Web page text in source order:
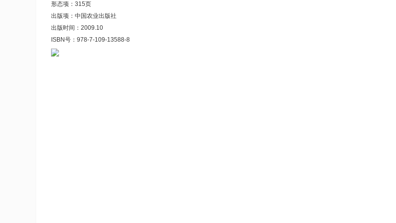
形态项：315页
出版项：中国农业出版社
出版时间：2009.10
ISBN号：978-7-109-13588-8